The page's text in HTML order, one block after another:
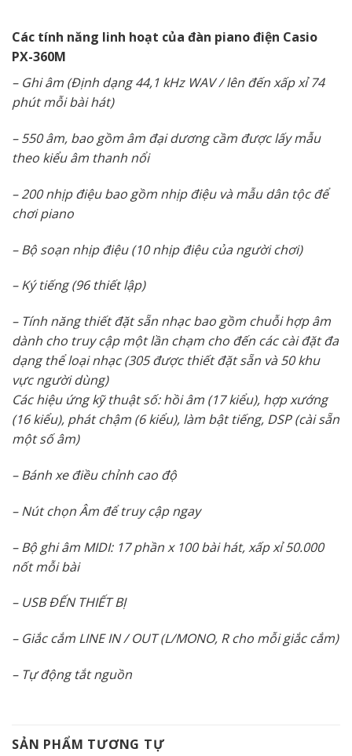
Các tính năng linh hoạt của đàn piano điện Casio
PX-360M
– Ghi âm (Định dạng 44,1 kHz WAV / lên đến xấp xỉ 74
phút mỗi bài hát)
– 550 âm, bao gồm âm đại dương cầm được lấy mẫu
theo kiểu âm thanh nổi
– 200 nhịp điệu bao gồm nhịp điệu và mẫu dân tộc để
chơi piano
– Bộ soạn nhịp điệu (10 nhịp điệu của người chơi)
– Ký tiếng (96 thiết lập)
– Tính năng thiết đặt sẵn nhạc bao gồm chuỗi hợp âm
dành cho truy cập một lần chạm cho đến các cài đặt đa
dạng thể loại nhạc (305 được thiết đặt sẵn và 50 khu
vực người dùng)
Các hiệu ứng kỹ thuật số: hồi âm (17 kiểu), hợp xướng
(16 kiểu), phát chậm (6 kiểu), làm bật tiếng, DSP (cài sẵn
một số âm)
– Bánh xe điều chỉnh cao độ
– Nút chọn Âm để truy cập ngay
– Bộ ghi âm MIDI: 17 phần x 100 bài hát, xấp xỉ 50.000
nốt mỗi bài
– USB ĐẾN THIẾT BỊ
– Giắc cắm LINE IN / OUT (L/MONO, R cho mỗi giắc cắm)
– Tự động tắt nguồn
SẢN PHẨM TƯƠNG TỰ